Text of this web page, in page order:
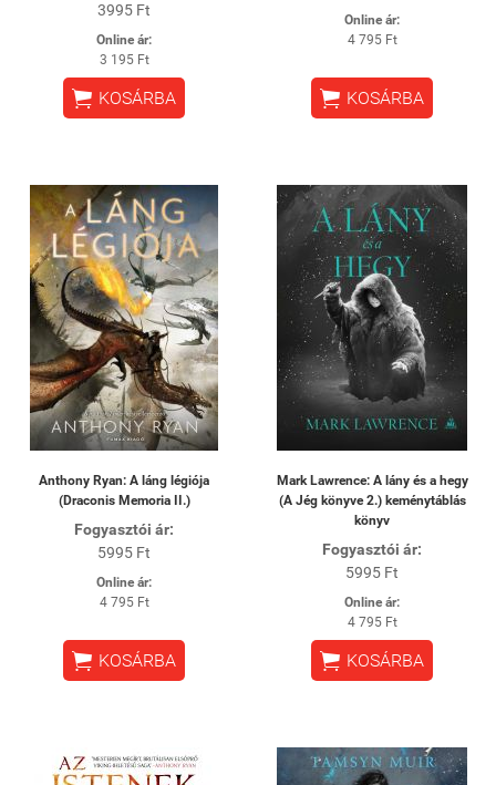
3995 Ft
Online ár:
3 195 Ft
 KOSÁRBA
Online ár:
4 795 Ft
 KOSÁRBA
Anthony Ryan: A láng légiója
(Draconis Memoria II.)
Fogyasztói ár:
5995 Ft
Online ár:
4 795 Ft
 KOSÁRBA
Mark Lawrence: A lány és a hegy
(A Jég könyve 2.) keménytáblás
könyv
Fogyasztói ár:
5995 Ft
Online ár:
4 795 Ft
 KOSÁRBA